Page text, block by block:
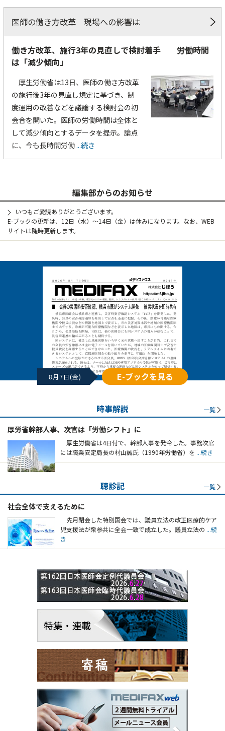
医師の働き方改革 現場への影響は
働き方改革、施行3年の見直しで検討着手 労働時間
は「減少傾向」
厚生労働省は13日、医師の働き方改革
の施行後3年の見直し規定に基づき、制
度運用の改善などを議論する検討会の初
会合を開いた。医師の労働時間は全体と
して減少傾向とするデータを提示。論点
に、今も長時間労働...続き
編集部からのお知らせ
いつもご愛読ありがとうございます。
E-ブックの更新は、12日（水）～14日（金）は休みになります。なお、WEB
サイトは随時更新します。
8月7日(金) E-ブックを見る
時事解説 一覧
厚労省幹部人事、次官は「労働シフト」に
厚生労働省は4日付で、幹部人事を発令した。事務次官
には職業安定局長の村山誠氏（1990年労働省）を ...続き
聴診記 一覧
社会全体で支えるために
先月閉会した特別国会では、議員立法の改正医療的ケア
児支援法が衆参共に全会一致で成立した。議員立法の ...続
き